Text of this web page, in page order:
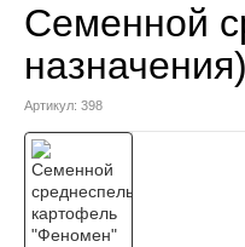
Семенной
Артикул: 398